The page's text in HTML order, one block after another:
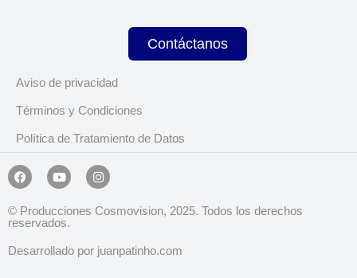
Contáctanos
Aviso de privacidad
Términos y Condiciones
Política de Tratamiento de Datos
© Producciones Cosmovision, 2025. Todos los derechos
reservados.
Desarrollado por juanpatinho.com